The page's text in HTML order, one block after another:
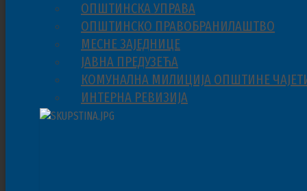
ОПШТИНСКА УПРАВА
ОПШТИНСКО ПРАВОБРАНИЛАШТВО
МЕСНЕ ЗАЈЕДНИЦЕ
ЈАВНА ПРЕДУЗЕЋА
КОМУНАЛНА МИЛИЦИЈА ОПШТИНЕ
ИНТЕРНА РЕВИЗИЈА